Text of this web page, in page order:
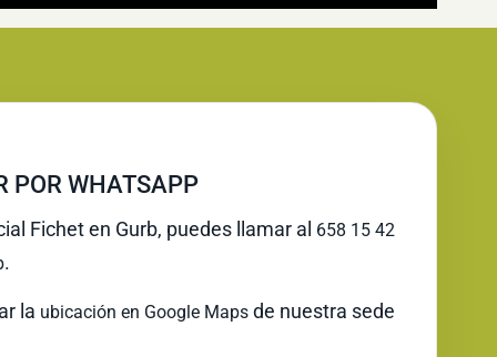
POR WHATSAPP
Fichet en Gurb, puedes llamar al 658 15 42
.
la ubicación en Google Maps de nuestra sede